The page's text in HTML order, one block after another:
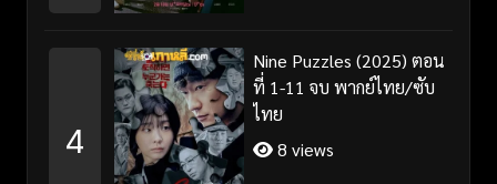
4
Nine Puzzles (2025) ตอน
ที่ 1-11 จบ พากย์ไทย/ซับ
ไทย
8 views